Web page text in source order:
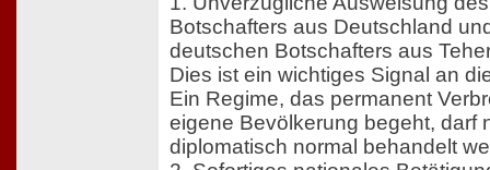
Botschafters aus Deutschland
deutschen Botschafters aus
Dies ist ein wichtiges Signal an
Ein Regime, das permanent
eigene Bevölkerung begeht, darf
diplomatisch normal behandelt